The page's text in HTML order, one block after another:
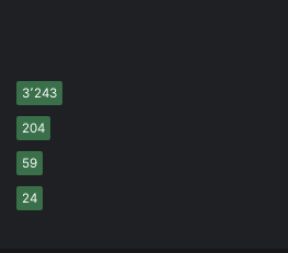
3٬243
204
59
24